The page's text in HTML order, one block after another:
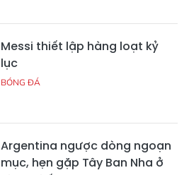
Messi thiết lập hàng loạt kỷ
lục
BÓNG ĐÁ
Argentina ngược dòng ngoạn
mục, hẹn gặp Tây Ban Nha ở